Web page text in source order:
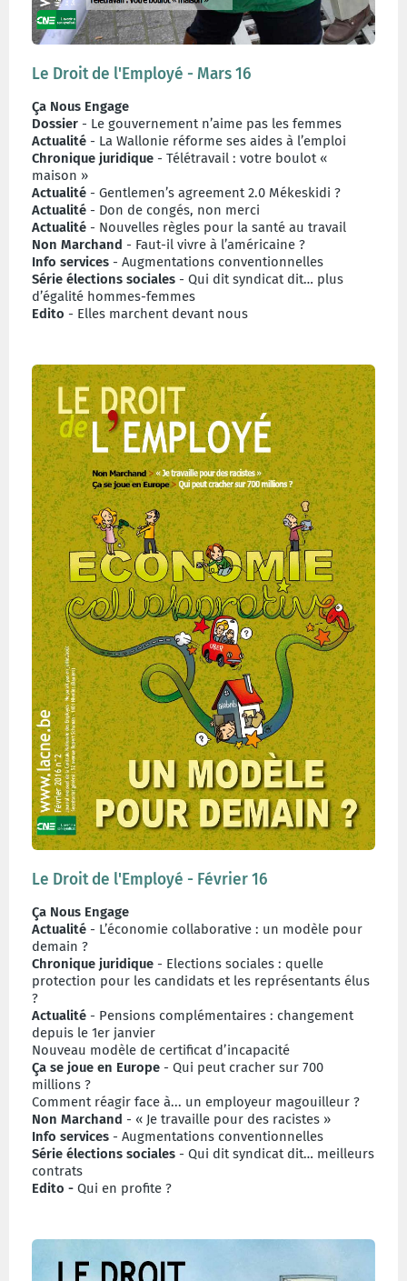
Le Droit de l'Employé - Mars 16
Ça Nous Engage
Dossier - Le gouvernement n’aime pas les femmes
Actualité - La Wallonie réforme ses aides à l’emploi
Chronique juridique - Télétravail : votre boulot «
maison »
Actualité - Gentlemen’s agreement 2.0 Mékeskidi ?
Actualité - Don de congés, non merci
Actualité - Nouvelles règles pour la santé au travail
Non Marchand - Faut-il vivre à l’américaine ?
Info services - Augmentations conventionnelles
Série élections sociales - Qui dit syndicat dit… plus
d’égalité hommes-femmes
Edito - Elles marchent devant nous
Le Droit de l'Employé - Février 16
Ça Nous Engage
Actualité - L’économie collaborative : un modèle pour
demain ?
Chronique juridique - Elections sociales : quelle
protection pour les candidats et les représentants élus
?
Actualité - Pensions complémentaires : changement
depuis le 1er janvier
Nouveau modèle de certificat d’incapacité
Ça se joue en Europe - Qui peut cracher sur 700
millions ?
Comment réagir face à... un employeur magouilleur ?
Non Marchand - « Je travaille pour des racistes »
Info services - Augmentations conventionnelles
Série élections sociales - Qui dit syndicat dit… meilleurs
contrats
Edito - Qui en profite ?